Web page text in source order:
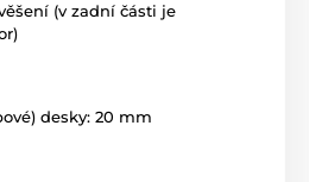
(v zadní části je
desky: 20 mm